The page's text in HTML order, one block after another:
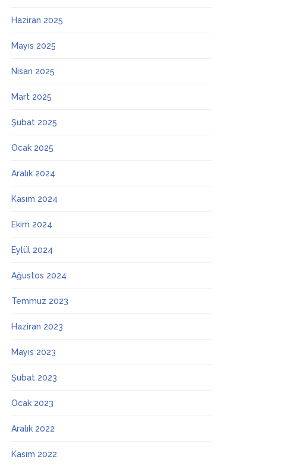
Haziran 2025
Mayıs 2025
Nisan 2025
Mart 2025
Şubat 2025
Ocak 2025
Aralık 2024
Kasım 2024
Ekim 2024
Eylül 2024
Ağustos 2024
Temmuz 2023
Haziran 2023
Mayıs 2023
Şubat 2023
Ocak 2023
Aralık 2022
Kasım 2022